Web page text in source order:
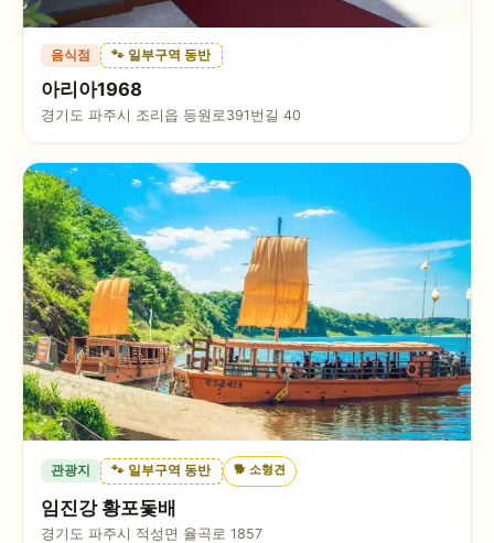
음식점 🐾 일부구역 동반
아리아1968
경기도 파주시 조리읍 등원로391번길 40
관광지 🐾 일부구역 동반 🐕 소형견
임진강 황포돛배
경기도 파주시 적성면 율곡로 1857